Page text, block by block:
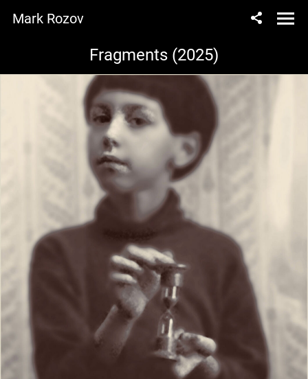
Mark Rozov
Fragments (2025)